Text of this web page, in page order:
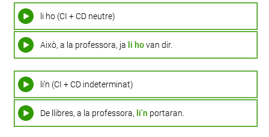
li ho (CI + CD neutre)
Això, a la professora, ja li hovan dir.
li’n (CI + CD indeterminat)
De llibres, a la professora, li’n portaran.